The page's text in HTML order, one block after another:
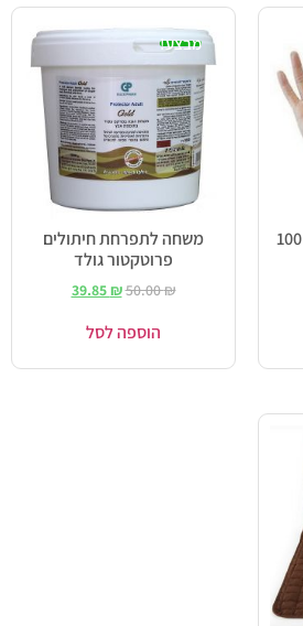
כפפות ניטריל איכותיות | 100
מבצע!
משחה לתפרחת חיתולים
פרוטקטור גולד
50.00₪
39.85₪
הוספה לסל